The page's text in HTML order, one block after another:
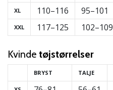
XL
XXL
110–116
117–125
95–101
102–109
Kvinde tøjstørrelser
BRYST TALJE